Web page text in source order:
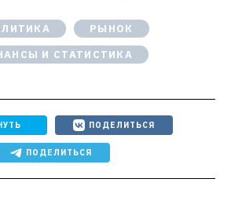
РЫНОК
И СТАТИСТИКА
ПОДЕЛИТЬСЯ
ПОДЕЛИТЬСЯ